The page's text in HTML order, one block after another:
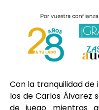
Con la tranquilidad
los de Carlos Álvarez
de juego mientras